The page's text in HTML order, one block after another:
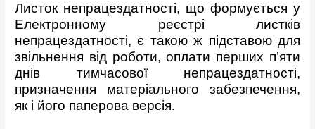
Листок непрацездатності, що формується у
Електронному реєстрі листків
непрацездатності, є такою ж підставою для
звільнення від роботи, оплати перших п’яти
днів тимчасової непрацездатності,
призначення матеріального забезпечення,
як і його паперова версія.